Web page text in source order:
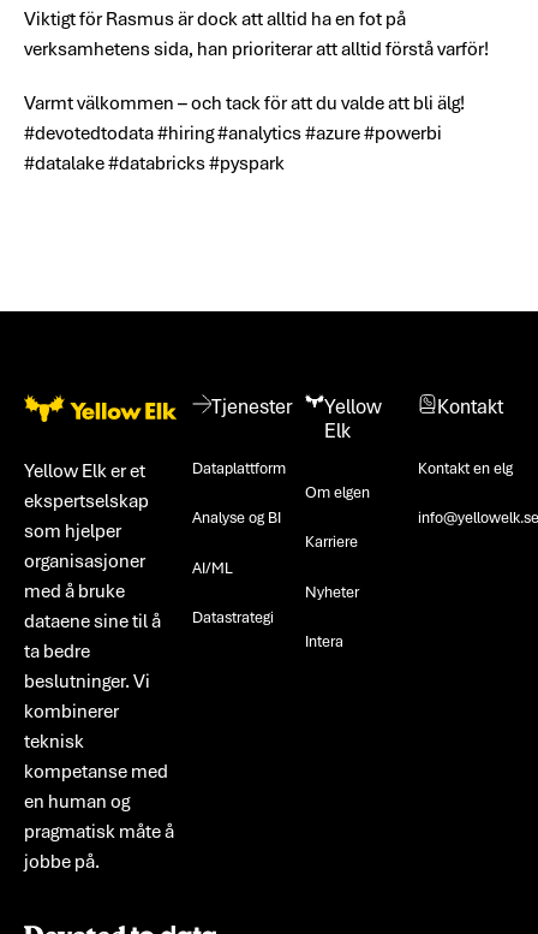
Viktigt för Rasmus är dock att alltid ha en fot på
verksamhetens sida, han prioriterar att alltid förstå varför!
Varmt välkommen – och tack för att du valde att bli älg!
#devotedtodata #hiring #analytics #azure #powerbi
#datalake #databricks #pyspark
Bunntekst
Yellow Elk er et
ekspertselskap
som hjelper
organisasjoner
med å bruke
dataene sine til å
ta bedre
beslutninger. Vi
kombinerer
teknisk
kompetanse med
en human og
pragmatisk måte å
jobbe på.
Tjenester
Dataplattform
Analyse og BI
AI/ML
Datastrategi
Yellow
Elk
Om elgen
Karriere
Nyheter
Intera
Kontakt
Kontakt en elg
info@yellowelk.se